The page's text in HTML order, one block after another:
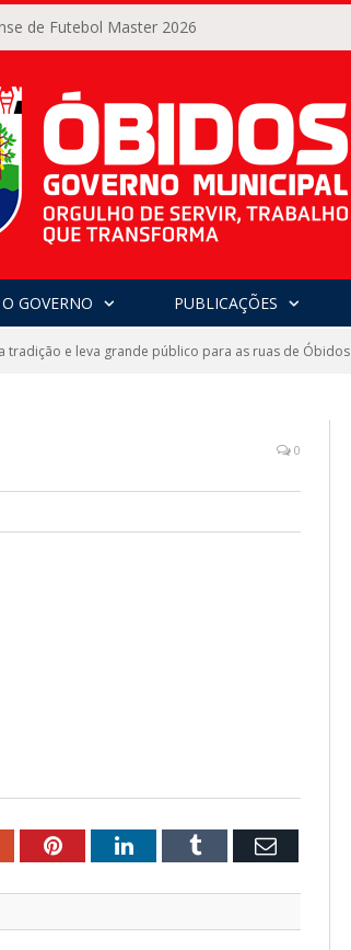
de Futebol Master 2026
O GOVERNO PUBLICAÇÕES
tradição e leva grande público para as ruas de Óbidos
0
PinterestLinkedInTumblr Email